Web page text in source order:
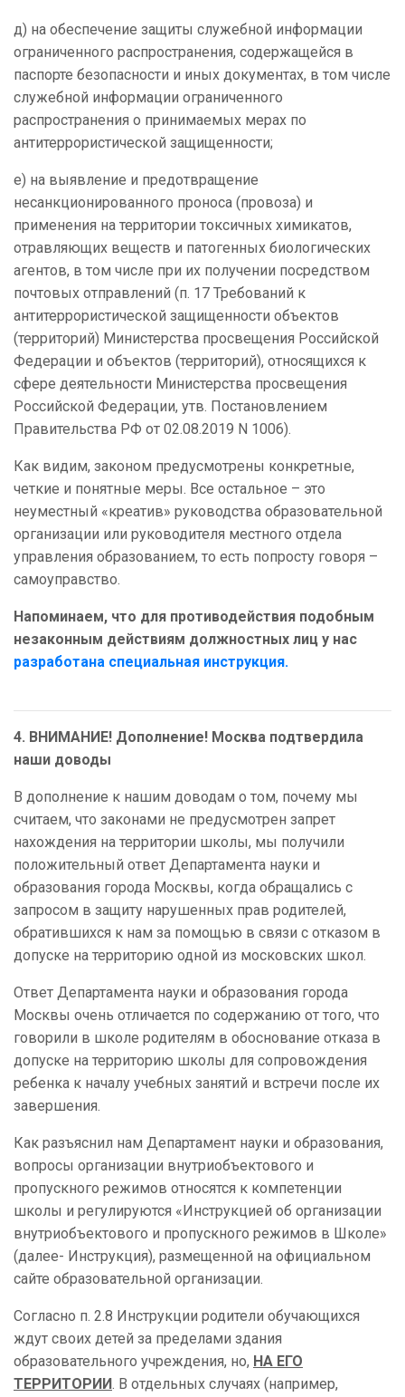
д) на обеспечение защиты служебной информации
ограниченного распространения, содержащейся в
паспорте безопасности и иных документах, в том числе
служебной информации ограниченного
распространения о принимаемых мерах по
антитеррористической защищенности;
е) на выявление и предотвращение
несанкционированного проноса (провоза) и
применения на территории токсичных химикатов,
отравляющих веществ и патогенных биологических
агентов, в том числе при их получении посредством
почтовых отправлений (п. 17 Требований к
антитеррористической защищенности объектов
(территорий) Министерства просвещения Российской
Федерации и объектов (территорий), относящихся к
сфере деятельности Министерства просвещения
Российской Федерации, утв. Постановлением
Правительства РФ от 02.08.2019 N 1006).
Как видим, законом предусмотрены конкретные,
четкие и понятные меры. Все остальное – это
неуместный «креатив» руководства образовательной
организации или руководителя местного отдела
управления образованием, то есть попросту говоря –
самоуправство.
Напоминаем, что для противодействия подобным
незаконным действиям должностных лиц у нас
разработана специальная инструкция.
4. ВНИМАНИЕ! Дополнение! Москва подтвердила
наши доводы
В дополнение к нашим доводам о том, почему мы
считаем, что законами не предусмотрен запрет
нахождения на территории школы, мы получили
положительный ответ Департамента науки и
образования города Москвы, когда обращались с
запросом в защиту нарушенных прав родителей,
обратившихся к нам за помощью в связи с отказом в
допуске на территорию одной из московских школ.
Ответ Департамента науки и образования города
Москвы очень отличается по содержанию от того, что
говорили в школе родителям в обоснование отказа в
допуске на территорию школы для сопровождения
ребенка к началу учебных занятий и встречи после их
завершения.
Как разъяснил нам Департамент науки и образования,
вопросы организации внутриобъектового и
пропускного режимов относятся к компетенции
школы и регулируются «Инструкцией об организации
внутриобъектового и пропускного режимов в Школе»
(далее- Инструкция), размещенной на официальном
сайте образовательной организации.
Согласно п. 2.8 Инструкции родители обучающихся
ждут своих детей за пределами здания
образовательного учреждения, но, НА ЕГО
ТЕРРИТОРИИ. В отдельных случаях (например,